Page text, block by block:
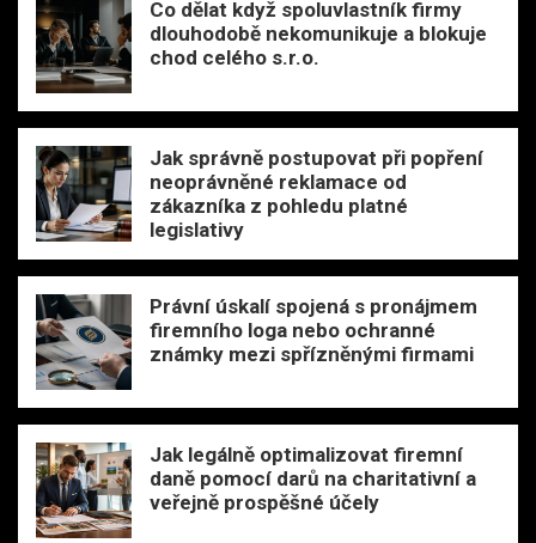
Co dělat když spoluvlastník firmy
dlouhodobě nekomunikuje a blokuje
chod celého s.r.o.
Jak správně postupovat při popření
neoprávněné reklamace od
zákazníka z pohledu platné
legislativy
Právní úskalí spojená s pronájmem
firemního loga nebo ochranné
známky mezi spřízněnými firmami
Jak legálně optimalizovat firemní
daně pomocí darů na charitativní a
veřejně prospěšné účely